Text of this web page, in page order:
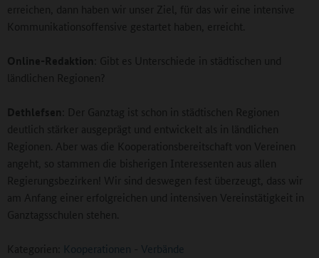
erreichen, dann haben wir unser Ziel, für das wir eine intensive
Kommunikationsoffensive gestartet haben, erreicht.
Online-Redaktion : Gibt es Unterschiede in städtischen und
ländlichen Regionen?
Dethlefsen : Der Ganztag ist schon in städtischen Regionen
deutlich stärker ausgeprägt und entwickelt als in ländlichen
Regionen. Aber was die Kooperationsbereitschaft von Vereinen
angeht, so stammen die bisherigen Interessenten aus allen
Regierungsbezirken! Wir sind deswegen fest überzeugt, dass wir
am Anfang einer erfolgreichen und intensiven Vereinstätigkeit in
Ganztagsschulen stehen.
Kategorien: Kooperationen - Verbände